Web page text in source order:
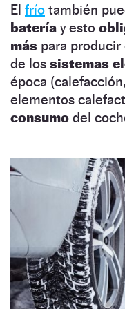
El frío también
batería y esto
más para
de los sistemas
época
elementos
consumo del